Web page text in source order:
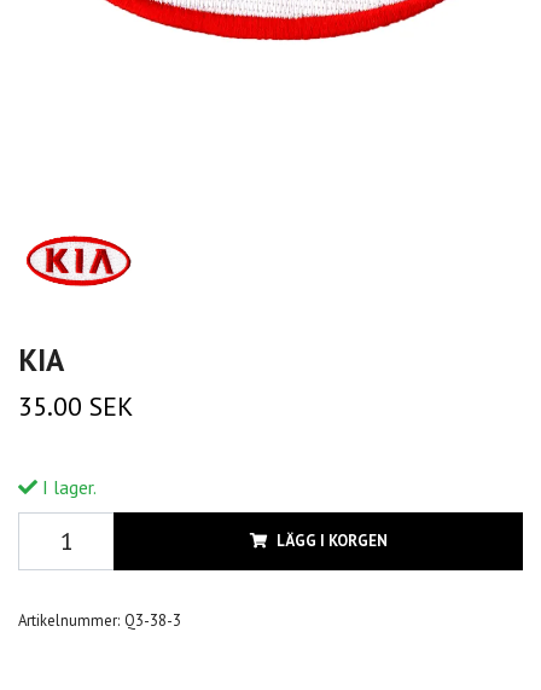
KIA
35.00 SEK
I lager.
LÄGG I KORGEN
Artikelnummer: Q3-38-3